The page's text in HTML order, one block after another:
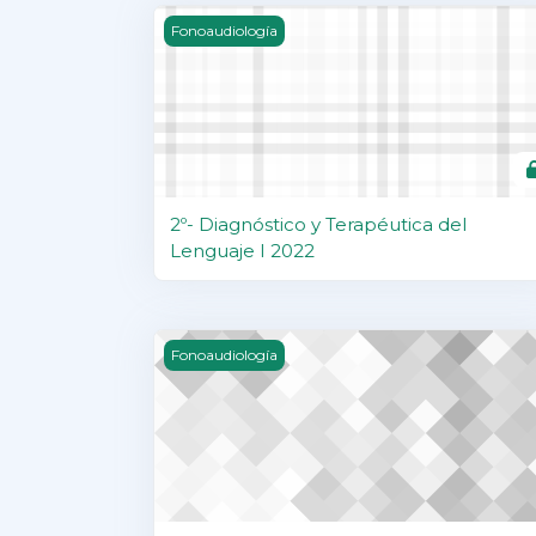
2º- Diagnóstico y Terapéutica del
Fonoaudiología
2º- Diagnóstico y Terapéutica del
Lenguaje I 2022
3º- Audiología 2023
Fonoaudiología